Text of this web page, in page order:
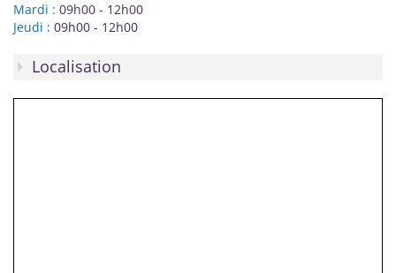
Mardi : 09h00 - 12h00
Jeudi : 09h00 - 12h00
Localisation